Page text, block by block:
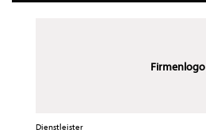
Firmenlogo
Dienstleister